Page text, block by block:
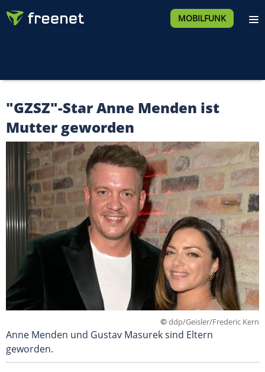
MOBILFUNK
"GZSZ"-Star Anne Menden ist
Mutter geworden
©ddp/Geisler/Frederic Kern
Anne Menden und Gustav Masurek sind Eltern
geworden.